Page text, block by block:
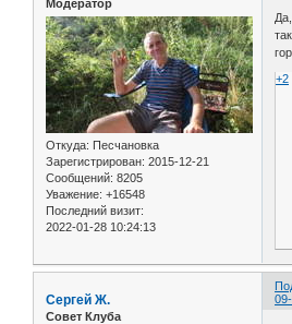
Модератор
Откуда: Песчановка
Зарегистрирован: 2015-12-21
Сообщений: 8205
Уважение: +16548
Последний визит:
2022-01-28 10:24:13
+2
Сергей Ж.
Совет Клуба